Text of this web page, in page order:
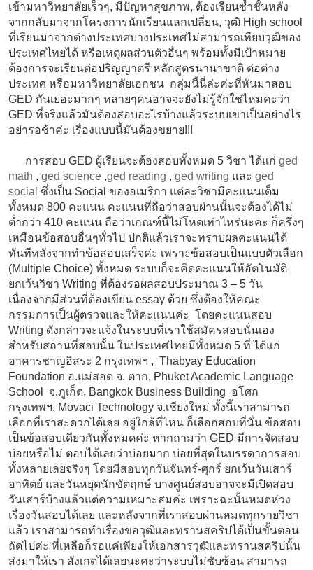
เข้ามหาวิทยาลัยเร็วๆ, มีปัญหาสุขภาพ, ต้องเรียนซ้ำชั้นหลัง
จากกลับมาจากโครงการนักเรียนแลกเปลี่ยน, วุฒิ High school
ที่เรียนมาจากต่างประเทศบางประเทศไม่สามารถเทียบวุฒิของ
ประเทศไทยได้ หรือเหตุผลส่วนตัวอื่นๆ พร้อมทั้งมีเป้าหมาย
ต้องการจะเรียนต่อปริญญาตรี หลักสูตรนานาขาติ ต่อต่าง
ประเทศ หรือมหาวิทยาลัยเอกชน กลุ่มนี้นี่ล่ะค่ะที่หันมาสอบ
GED กันเยอะมากๆ หลายๆคนอาจจะยังไม่รู้จักใช่ไหมคะว่า
GED ที่จริงแล้วมันต้องสอบอะไรบ้างแล้วระบบเขาเป็นอย่างไร
อย่ารอช้าค่ะ เรื่องแบบนี้มันต้องขยาย!!!
การสอบ GED ผู้เรียนจะต้องสอบทั้งหมด 5 วิชา ได้แก่ ged
math , ged science ,ged reading , ged writing และ ged
social ซึ่งเป็น Social ของอเมริกา แต่ละวิชามีคะแนนเต็ม
ทั้งหมด 800 คะแนน คะแนนที่ถือว่าสอบผ่านนั้นจะต้องได้ไม่
ต่ำกว่า 410 คะแนน ถือว่าเกณฑ์นี้ไม่โหดเท่าไหร่นะคะ ก็ครึ่งๆ
เหมือนข้อสอบอื่นๆทั่วไป ปกติแล้วเราจะทราบผลคะแนนได้
ทันทีหลังจากทำข้อสอบเสร็จค่ะ เพราะข้อสอบเป็นแบบตัวเลือก
(Multiple Choice) ทั้งหมด ระบบก็จะคิดคะแนนให้อัตโนมัติ
ยกเว้นวิชา Writing ที่ต้องรอผลสอบประมาณ 3 – 5 วัน
เนื่องจากมีส่วนที่ต้องเขียน essay ด้วย ซึ่งต้องให้คณะ
กรรมการเป็นผู้ตรวจและให้คะแนนค่ะ โดยคะแนนสอบ
Writing ดังกล่าวจะแจ้งในระบบที่เราใช้สมัครสอบนั่นเอง
สำหรับสถานที่สอบนั้น ในประเทศไทยมีทั้งหมด 5 ที่ ได้แก่
อาคารชาญอิสระ 2 กรุงเทพฯ , Thabyay Education
Foundation อ.แม่สอด จ. ตาก, Phuket Academic Language
School จ.ภูเก็ต, Bangkok Business Building อโศก
กรุงเทพฯ, Movaci Technology จ.เชียงใหม่ ทั้งนี้เราสามารถ
เลือกที่เราสะดวกได้เลย อยู่ใกล้ที่ไหน ก็เลือกสอบที่นั่น ข้อสอบ
เป็นข้อสอบเดียวกันทั้งหมดค่ะ หากถามว่า GED มีการจัดสอบ
บ่อยหรือไม่ ตอบได้เลยว่าบ่อยมาก บ่อยที่สุดในบรรดาการสอบ
ทั้งหลายเลยจริงๆ โดยมีสอบทุกวันจันทร์-ศุกร์ ยกเว้นวันเสาร์
อาทิตย์ และวันหยุดนักขัตฤกษ์ บางศูนย์สอบอาจจะมีเปิดสอบ
วันเสาร์บ้างแล้วแต่ความเหมาะสมค่ะ เพราะฉะนั้นหมดห่วง
เรื่องวันสอบได้เลย และหลังจากที่เราสอบผ่านหมดทุกรายวิชา
แล้ว เราสามารถทำเรื่องขอวุฒิและทรานสคริปได้เป็นขั้นตอน
ถัดไปค่ะ ที่เหลือก็รอแค่เพียงให้เอกสารวุฒิและทรานสคริปนั้น
ส่งมาให้เรา สังเกตได้เลยนะคะว่าระบบไม่ซับซ้อน สามารถ